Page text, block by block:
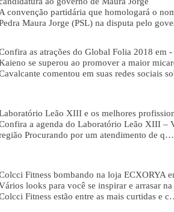
A convenção partidária que homologará o
Maura Jorge (PSL) na disputa pelo
as atrações do Global Folia 2018 em
se superou ao promover a maior
comentou em suas redes sociais
Leão XIII e os melhores
a agenda do Laboratório Leão XIII –
Procurando por um atendimento de q…
Fitness bombando na loja ECXORYA
looks para você se inspirar e arrasar
Fitness estão entre as mais curtidas e